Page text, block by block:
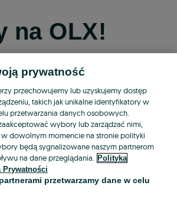
na OLX!
przez Facebooka
przez konto Apple
przez konto Google
LUB
prywatność
przechowujemy lub uzyskujemy dostęp
takich jak unikalne identyfikatory w
przetwarzania danych osobowych.
wybory lub zarządzać nimi,
dowolnym momencie na stronie polityki
będą sygnalizowane naszym partnerom
na dane przeglądania.
Polityka
Prywatności
przetwarzamy dane w celu